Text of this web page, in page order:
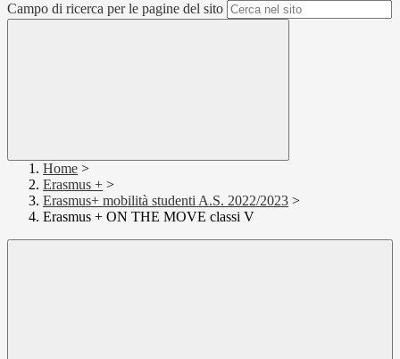
Campo di ricerca per le pagine del sito
Home >
Erasmus + >
Erasmus+ mobilità studenti A.S. 2022/2023 >
Erasmus + ON THE MOVE classi V